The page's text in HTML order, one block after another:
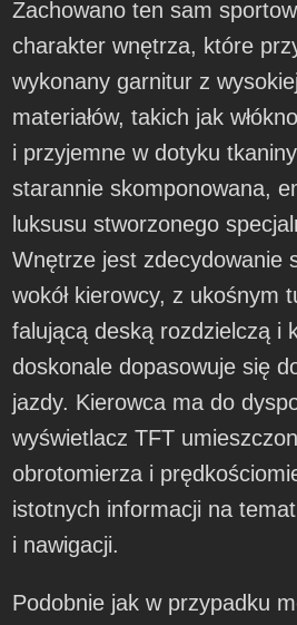
Zachowano ten sam
charakter wnętrza, które
wykonany garnitur z
materiałów, takich jak
i przyjemne w dotyku
starannie skomponowana,
luksusu stworzonego
Wnętrze jest zdecydowanie
wokół kierowcy, z ukośnym
falującą deską rozdzielczą i
doskonale dopasowuje się
jazdy. Kierowca ma do
wyświetlacz TFT
obrotomierza i
istotnych informacji na
i nawigacji.
Podobnie jak w przypadku